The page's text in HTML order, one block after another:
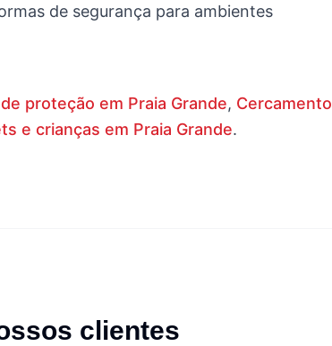
de segurança para ambientes
proteção em Praia Grande, Cercamento
e crianças em Praia Grande.
clientes